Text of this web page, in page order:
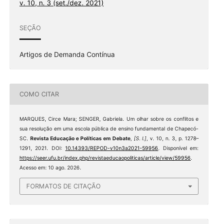
v. 10, n. 3 (set./dez. 2021)
SEÇÃO
Artigos de Demanda Contínua
COMO CITAR
MARQUES, Circe Mara; SENGER, Gabriela. Um olhar sobre os conflitos e
sua resolução em uma escola pública de ensino fundamental de Chapecó-
SC. Revista Educação e Políticas em Debate, [S. l.] , v. 10, n. 3, p. 1278–
1291, 2021. DOI:10.14393/REPOD-v10n3a2021-59956. Disponível em:
https://seer.ufu.br/index.php/revistaeducaopoliticas/article/view/59956.
Acesso em: 10 ago. 2026.
FORMATOS DE CITAÇÃO